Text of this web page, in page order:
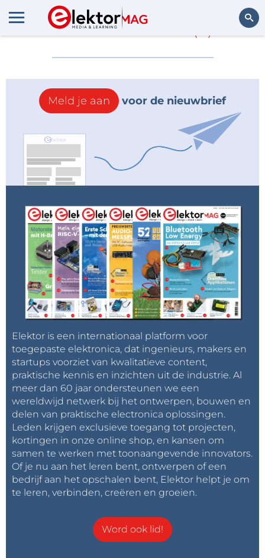
Meer over2018
Meld je aan voor de nieuwbrief
Elektor is een internationaal platform voor
toegepaste elektronica, dat ingenieurs, makers en
startups voorziet van kwalitatieve content,
praktische kennis en inzichten uit de industrie. Al
meer dan 60 jaar ondersteunen we een
wereldwijd netwerk bij het ontwerpen, bouwen en
delen van praktische electronica oplossingen.
Leden krijgen exclusieve toegang tot projecten,
kortingen in onze online shop, en kansen om
samen te werken met toonaangevende innovators.
Of je nu aan het leren bent, ontwerpen of een
bedrijf aan het opschalen bent, Elektor helpt je om
te leren, verbinden, creëren en groeien.
Word ook lid!